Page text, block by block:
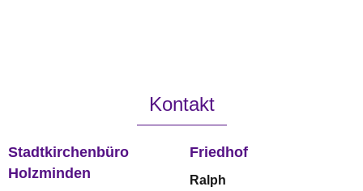
Kontakt
Stadtkirchenbüro
Holzminden
Friedhof
Ralph